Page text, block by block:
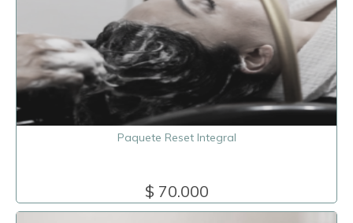
Paquete Reset Integral
$ 70.000